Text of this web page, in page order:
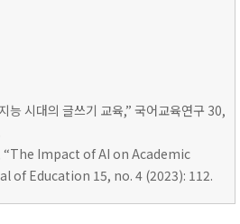
능 시대의 글쓰기 교육,” 국어교육연구 30,
Impact of AI on Academic
of Education 15, no. 4 (2023): 112.